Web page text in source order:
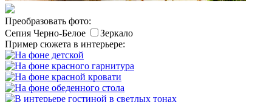
Преобразовать фото:
Сепия Черно-Белое
Зеркало
Пример сюжета в интерьере: